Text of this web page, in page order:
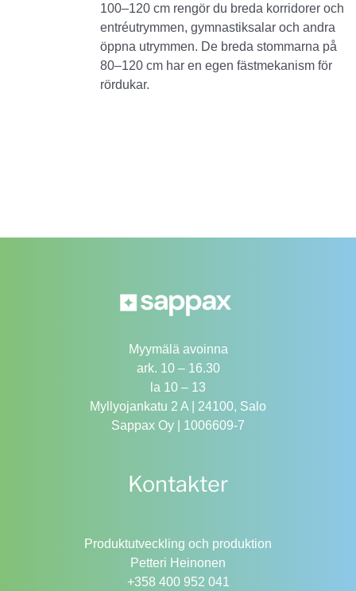
100–120 cm rengör du breda korridorer och
entréutrymmen, gymnastiksalar och andra
öppna utrymmen. De breda stommarna på
80–120 cm har en egen fästmekanism för
rördukar.
Myymälä avoinna
ark. 10 – 16.30
la 10 – 13
Myllyojankatu 2 A | 24100, Salo
Sappax Oy | 1006609-7
Kontakter
Produktutveckling och produktion
Petteri Heinonen
+358 400 952 041